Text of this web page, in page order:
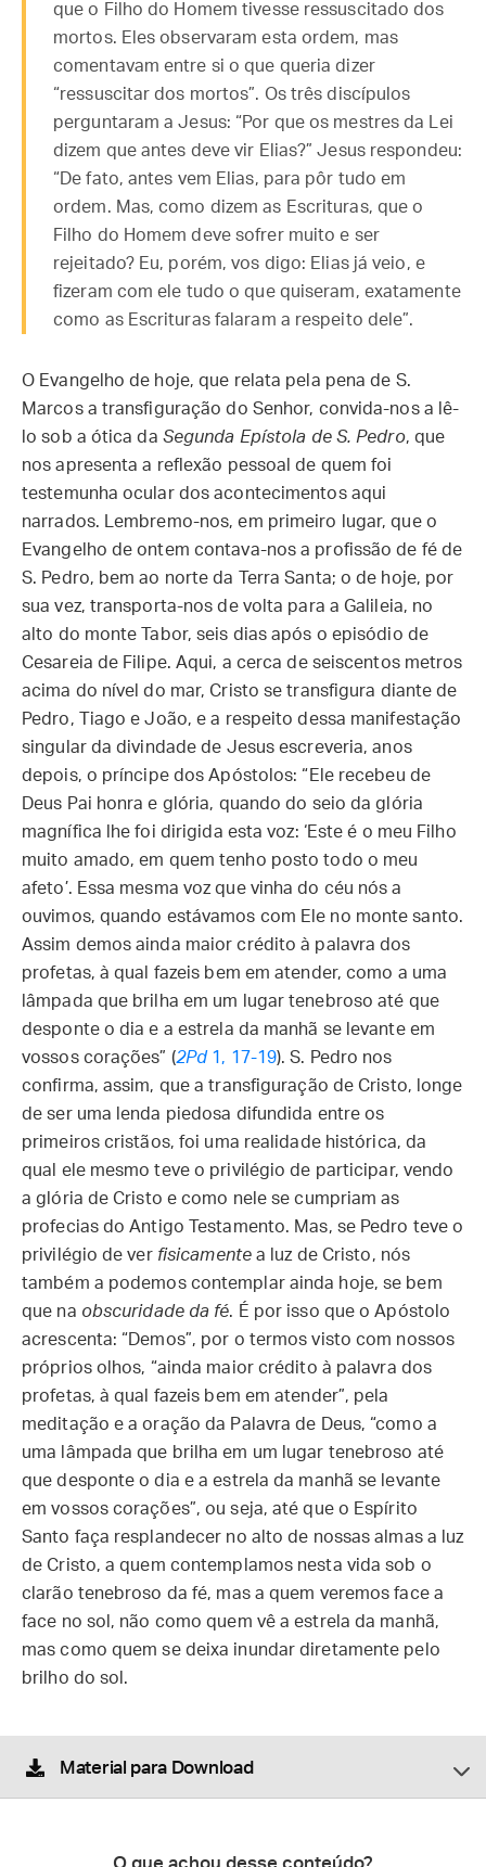
que o Filho do Homem tivesse ressuscitado dos
mortos. Eles observaram esta ordem, mas
comentavam entre si o que queria dizer
“ressuscitar dos mortos”. Os três discípulos
perguntaram a Jesus: “Por que os mestres da Lei
dizem que antes deve vir Elias?” Jesus respondeu:
“De fato, antes vem Elias, para pôr tudo em
ordem. Mas, como dizem as Escrituras, que o
Filho do Homem deve sofrer muito e ser
rejeitado? Eu, porém, vos digo: Elias já veio, e
fizeram com ele tudo o que quiseram, exatamente
como as Escrituras falaram a respeito dele”.
O Evangelho de hoje, que relata pela pena de S.
Marcos a transfiguração do Senhor, convida-nos a lê-
lo sob a ótica da Segunda Epístola de S. Pedro, que
nos apresenta a reflexão pessoal de quem foi
testemunha ocular dos acontecimentos aqui
narrados. Lembremo-nos, em primeiro lugar, que o
Evangelho de ontem contava-nos a profissão de fé de
S. Pedro, bem ao norte da Terra Santa; o de hoje, por
sua vez, transporta-nos de volta para a Galileia, no
alto do monte Tabor, seis dias após o episódio de
Cesareia de Filipe. Aqui, a cerca de seiscentos metros
acima do nível do mar, Cristo se transfigura diante de
Pedro, Tiago e João, e a respeito dessa manifestação
singular da divindade de Jesus escreveria, anos
depois, o príncipe dos Apóstolos: “Ele recebeu de
Deus Pai honra e glória, quando do seio da glória
magnífica lhe foi dirigida esta voz: ‘Este é o meu Filho
muito amado, em quem tenho posto todo o meu
afeto’. Essa mesma voz que vinha do céu nós a
ouvimos, quando estávamos com Ele no monte santo.
Assim demos ainda maior crédito à palavra dos
profetas, à qual fazeis bem em atender, como a uma
lâmpada que brilha em um lugar tenebroso até que
desponte o dia e a estrela da manhã se levante em
vossos corações” (2Pd 1, 17-19). S. Pedro nos
confirma, assim, que a transfiguração de Cristo, longe
de ser uma lenda piedosa difundida entre os
primeiros cristãos, foi uma realidade histórica, da
qual ele mesmo teve o privilégio de participar, vendo
a glória de Cristo e como nele se cumpriam as
profecias do Antigo Testamento. Mas, se Pedro teve o
privilégio de ver fisicamentea luz de Cristo, nós
também a podemos contemplar ainda hoje, se bem
que na obscuridade da fé. É por isso que o Apóstolo
acrescenta: “Demos”, por o termos visto com nossos
próprios olhos, “ainda maior crédito à palavra dos
profetas, à qual fazeis bem em atender”, pela
meditação e a oração da Palavra de Deus, “como a
uma lâmpada que brilha em um lugar tenebroso até
que desponte o dia e a estrela da manhã se levante
em vossos corações”, ou seja, até que o Espírito
Santo faça resplandecer no alto de nossas almas a luz
de Cristo, a quem contemplamos nesta vida sob o
clarão tenebroso da fé, mas a quem veremos face a
face no sol, não como quem vê a estrela da manhã,
mas como quem se deixa inundar diretamente pelo
brilho do sol.
Material para Download
O que achou desse conteúdo?